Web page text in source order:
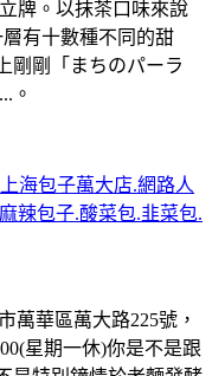
牌。以抹茶口味來說
有十數種不同的甜
剛剛「まちのパーラ
。
海包子萬大店.網路人
辣包子.酸菜包.韭菜包.
萬華區萬大路225號，
星期一休)你是不是跟